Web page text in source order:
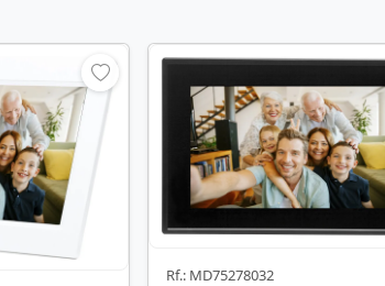
Rf.: MD75278032